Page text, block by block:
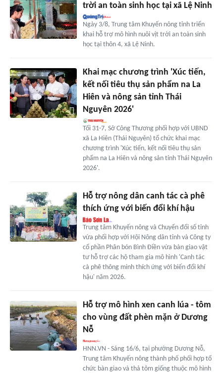
trời an toàn sinh học tại xã Lệ Ninh
Ngày 3/8, Trung tâm Khuyến nông tỉnh triển
khai hỗ trợ mô hình nuôi vịt trời an toàn sinh
học tại thôn 4, xã Lệ Ninh.
Khai mạc chương trình 'Xúc tiến,
kết nối tiêu thụ sản phẩm na La
Hiên và nông sản tỉnh Thái
Nguyên 2026'
Tối 31-7, Sở Công Thương phối hợp với UBND
xã La Hiên (Thái Nguyên) tổ chức khai mạc
chương trình 'Xúc tiến, kết nối tiêu thụ sản
phẩm na La Hiên và nông sản tỉnh Thái Nguyên
2026'.
Hỗ trợ nông dân canh tác cà phê
thích ứng với biến đổi khí hậu
Trung tâm Khuyến nông và Chuyển đổi số tỉnh
vừa phối hợp với Hội Nông dân tỉnh và Công ty
cổ phần Phân bón Bình Điền vừa bàn giao vật
tư hỗ trợ các hộ tham gia mô hình 'Canh tác
cà phê thông minh thích ứng với biến đổi khí
hậu' năm 2026.
Hỗ trợ mô hình xen canh lúa - tôm
cho vùng đất phèn mặn ở Dương
Nỗ
HNN.VN - Sáng 16/6, tại phường Dương Nỗ,
Trung tâm Khuyến nông thành phố phối hợp tổ
chức bàn giao và thả tôm giống thuộc mô hình